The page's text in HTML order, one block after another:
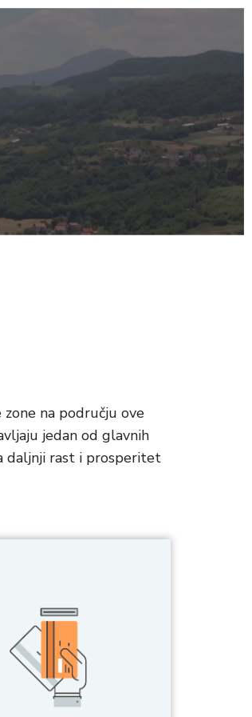
na području ove
jedan od glavnih
daljnji rast i prosperitet